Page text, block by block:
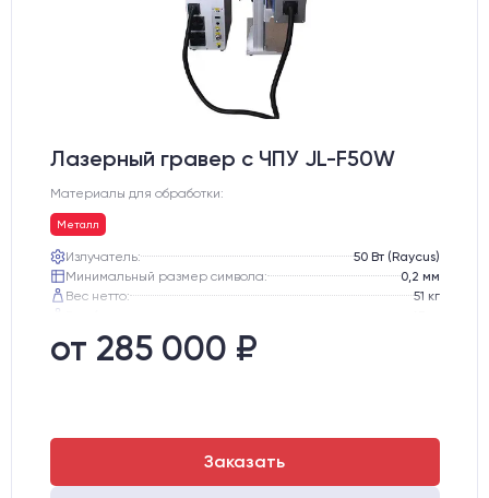
Лазерный гравер с ЧПУ JL-F50W
Материалы для обработки:
Металл
Излучатель:
50 Вт (Raycus)
Минимальный размер символа:
0,2 мм
Вес нетто:
51 кг
Транспортный габарит станка, мм:
от 285 000 ₽
Заказать